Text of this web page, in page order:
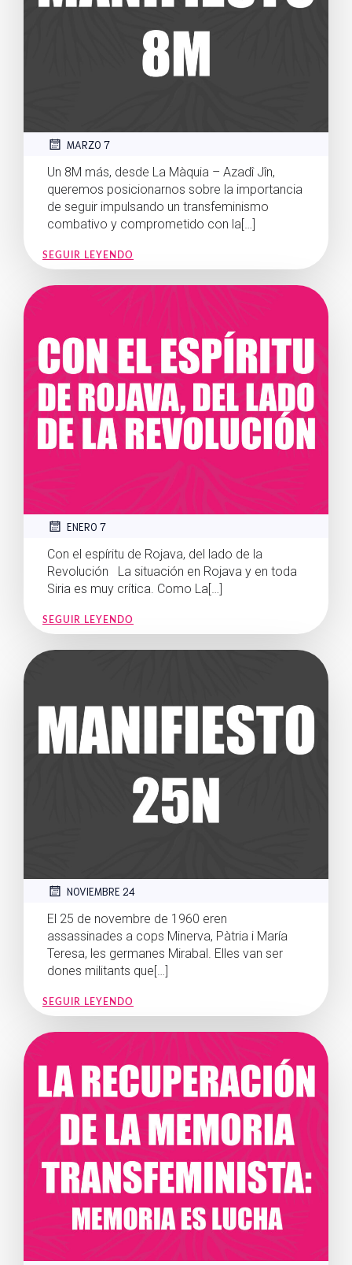
MARZO 7
Un 8M más, desde La Màquia – Azadî Jîn,
queremos posicionarnos sobre la importancia
de seguir impulsando un transfeminismo
combativo y comprometido con la[…]
SEGUIR LEYENDO
ENERO 7
Con el espíritu de Rojava, del lado de la
Revolución La situación en Rojava y en toda
Siria es muy crítica. Como La[…]
SEGUIR LEYENDO
NOVIEMBRE 24
El 25 de novembre de 1960 eren
assassinades a cops Minerva, Pàtria i María
Teresa, les germanes Mirabal. Elles van ser
dones militants que[…]
SEGUIR LEYENDO